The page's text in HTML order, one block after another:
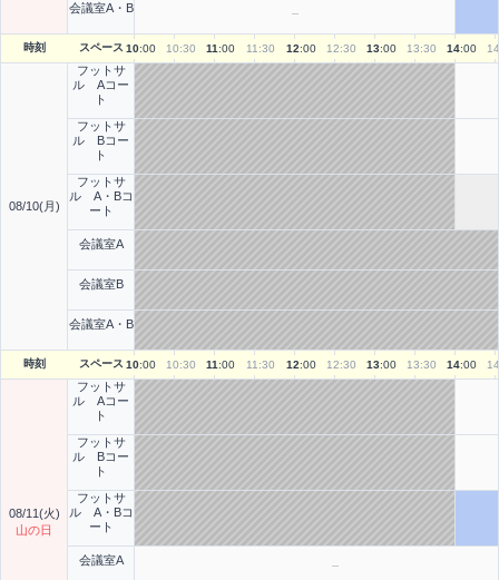
会議室A・B
時刻 スペース 10:00 10:30 11 :00 11 :30 12:00 12:30 13:00 13:30 14:00 14
08/10(月)
フットサ
ル Aコー
ト
フットサ
ル Bコー
ト
フットサ
ル A・Bコ
ート
会議室A
会議室B
会議室A・B
時刻 スペース 10:00 10:30 11 :00 11 :30 12:00 12:30 13:00 13:30 14:00 14
08/11(火)
山の日
フットサ
ル Aコー
ト
フットサ
ル Bコー
ト
フットサ
ル A・Bコ
ート
会議室A